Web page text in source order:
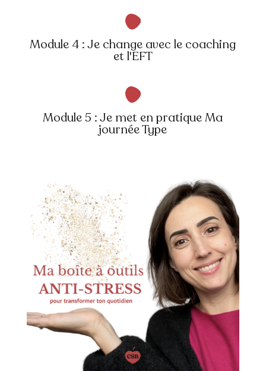
Module 4 : Je change avec le coaching
et l'EFT
Module 5 : Je met en pratique Ma
journée Type